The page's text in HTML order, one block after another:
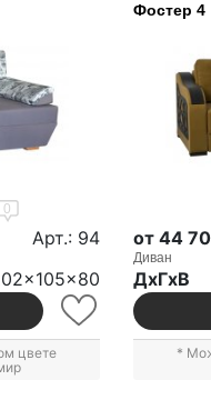
0
Арт.: 94
цвете
Фостер 4
от 44
Диван
ДxГxВ
*